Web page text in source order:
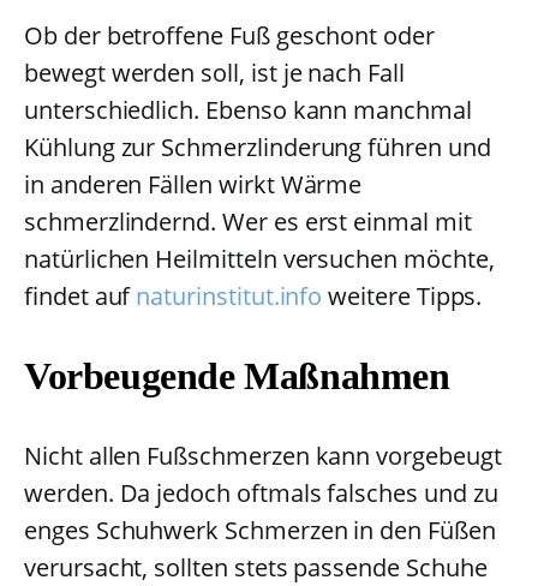
Ob der betroffene Fuß geschont oder
bewegt werden soll, ist je nach Fall
unterschiedlich. Ebenso kann manchmal
Kühlung zur Schmerzlinderung führen und
in anderen Fällen wirkt Wärme
schmerzlindernd. Wer es erst einmal mit
natürlichen Heilmitteln versuchen möchte,
findet aufnaturinstitut.info weitere Tipps.
Vorbeugende Maßnahmen
Nicht allen Fußschmerzen kann vorgebeugt
werden. Da jedoch oftmals falsches und zu
enges Schuhwerk Schmerzen in den Füßen
verursacht, sollten stets passende Schuhe